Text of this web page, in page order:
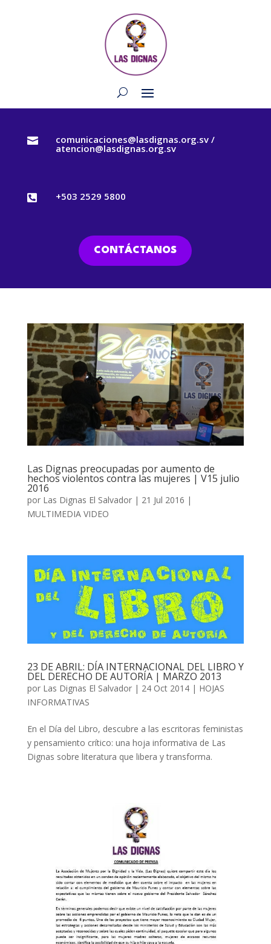
 comunicaciones@lasdignas.org.sv /
atencion@lasdignas.org.sv
 +503 2529 5800
CONTÁCTANOS
Las Dignas preocupadas por aumento de
hechos violentos contra las mujeres | V15 julio
2016
por Las Dignas El Salvador| 21 Jul 2016 |
MULTIMEDIA VIDEO
23 DE ABRIL: DÍA INTERNACIONAL DEL LIBRO Y
DEL DERECHO DE AUTORÍA | MARZO 2013
por Las Dignas El Salvador| 24 Oct 2014| HOJAS
INFORMATIVAS
En el Día del Libro, descubre a las escritoras feministas
y pensamiento crítico: una hoja informativa de Las
Dignas sobre literatura que libera y transforma.